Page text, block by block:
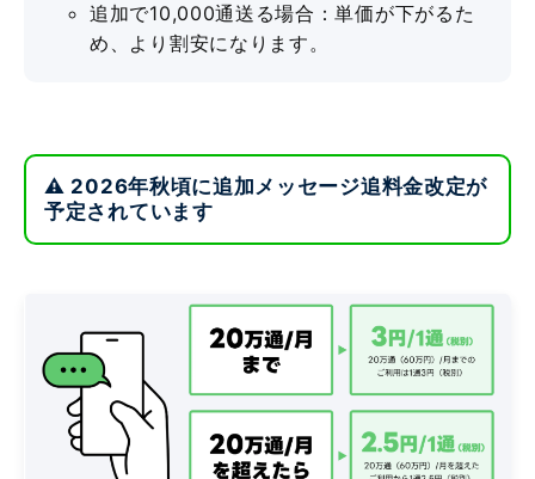
追加で10,000通送る場合：単価が下がるた
め、より割安になります。
⚠️ 2026年秋頃に追加メッセージ追料金改定が
予定されています